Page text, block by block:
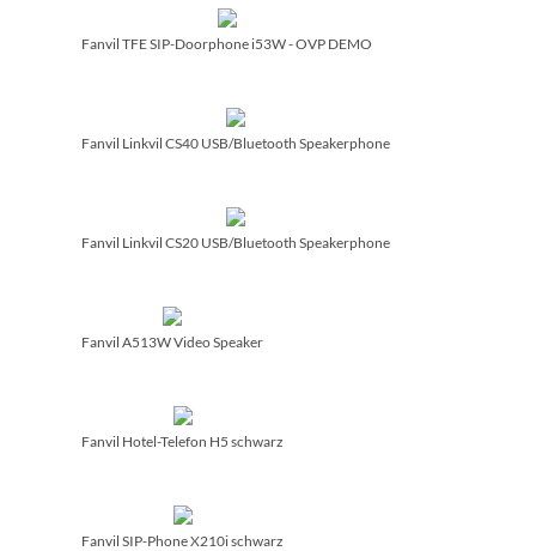
Fanvil TFE SIP-Doorphone i53W - OVP DEMO
Fanvil Linkvil CS40 USB/­Bluetooth Speakerphone
Fanvil Linkvil CS20 USB/­Bluetooth Speakerphone
Fanvil A513W Video Speaker
Fanvil Hotel-Telefon H5 schwarz
Fanvil SIP-Phone X210i schwarz